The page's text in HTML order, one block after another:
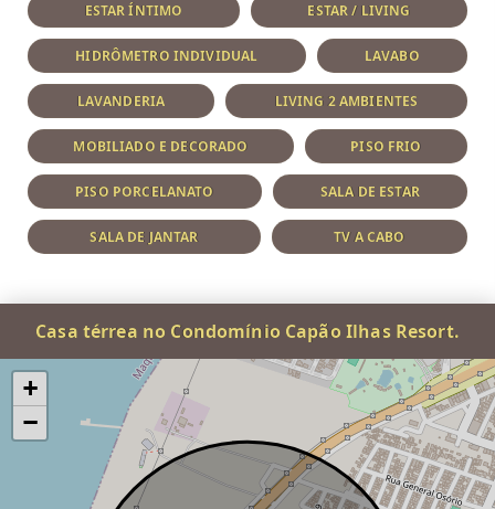
ESTAR ÍNTIMO ESTAR / LIVING
HIDRÔMETRO INDIVIDUAL LAVABO
LAVANDERIA LIVING 2 AMBIENTES
MOBILIADO E DECORADO PISO FRIO
PISO PORCELANATO SALA DE ESTAR
SALA DE JANTAR TV A CABO
Casa térrea no Condomínio Capão Ilhas Resort.
+
−